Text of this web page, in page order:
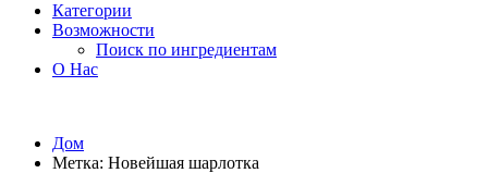
Категории
Возможности
Поиск по ингредиентам
О Нас
Дом
Метка: Новейшая шарлотка